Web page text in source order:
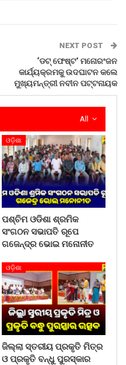
NEXT POST
‘ଡଟ୍ ଫେଷ୍ଟ’ ମନୋରଂଜନ
କାର୍ଯ୍ୟକ୍ରମକୁ ଉଦଘାଟନ କଲେ
ମୁଖ୍ୟମନ୍ତ୍ରୀ ନବୀନ ପଟ୍ଟନାୟକ
All
ଓଡ଼ିଶା
ପଶ୍ଚିମ ଓଡିଶା ଶ୍ରମିକ
ସଂଗଠନ ସଭାପତି ରୂପେ
ଗଜେନ୍ଦ୍ର ଭୋଇ ମନୋନୀତ
ଓଡ଼ିଶା
ଜିଲ୍ଲା ସ୍ତରୀୟ ପ୍ରକୃତି ମିତ୍ର
ଓ ପ୍ରକୃତି ବନ୍ଧୁ ପୁରସ୍କାର